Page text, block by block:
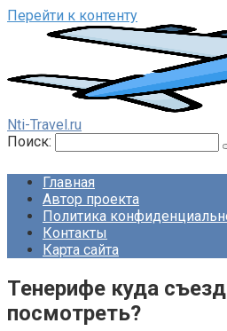
Перейти к контенту
Nti-Travel.ru
Поиск:
Главная
Автор проекта
Политика
Контакты
Карта сайта
Тенерифе куда
посмотреть?